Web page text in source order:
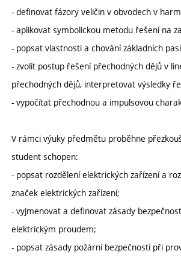
- definovat fázory veličin v obvodech v
- aplikovat symbolickou metodu řešení na
- popsat vlastnosti a chování základních
- zvolit postup řešení přechodných dějů v
přechodných dějů, interpretovat výsledky
- vypočítat přechodnou a impulsovou
V rámci výuky předmětu proběhne
student schopen:
- popsat rozdělení elektrických zařízení a
značek elektrických zařízení;
- vyjmenovat a definovat zásady
elektrickým proudem;
- popsat zásady požární bezpečnosti při